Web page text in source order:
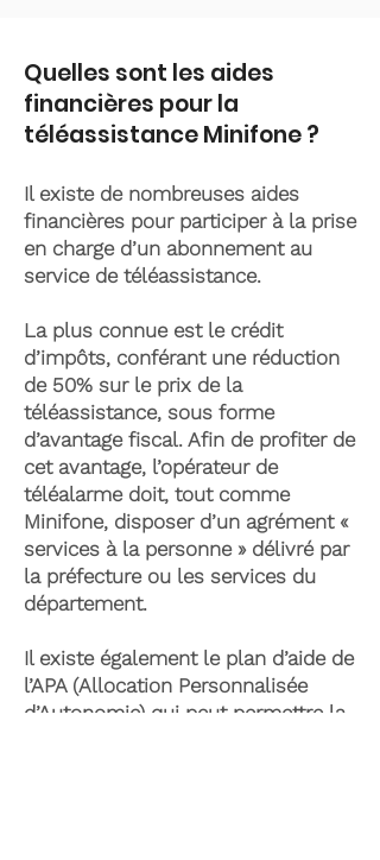
Quelles sont les aides
financières pour la
téléassistance Minifone ?
Il existe de nombreuses aides
financières pour participer à la prise
en charge d’un abonnement au
service de téléassistance.
La plus connue est le crédit
d’impôts, conférant une réduction
de 50% sur le prix de la
téléassistance, sous forme
d’avantage fiscal. Afin de profiter de
cet avantage, l’opérateur de
téléalarme doit, tout comme
Minifone, disposer d’un agrément «
services à la personne » délivré par
la préfecture ou les services du
département.
Il existe également le plan d’aide de
l’APA (Allocation Personnalisée
d’Autonomie) qui peut permettre la